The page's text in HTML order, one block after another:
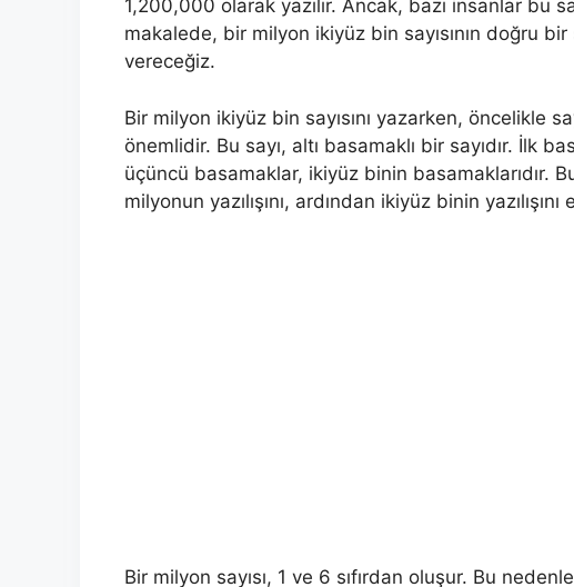
1,200,000 olarak yazılır. Ancak, bazı insanlar bu
makalede, bir milyon ikiyüz bin sayısının doğru bir
vereceğiz.
Bir milyon ikiyüz bin sayısını yazarken, öncelikle
önemlidir. Bu sayı, altı basamaklı bir sayıdır. İlk
üçüncü basamaklar, ikiyüz binin basamaklarıdır.
milyonun yazılışını, ardından ikiyüz binin
Bir milyon sayısı, 1 ve 6 sıfırdan oluşur. Bu